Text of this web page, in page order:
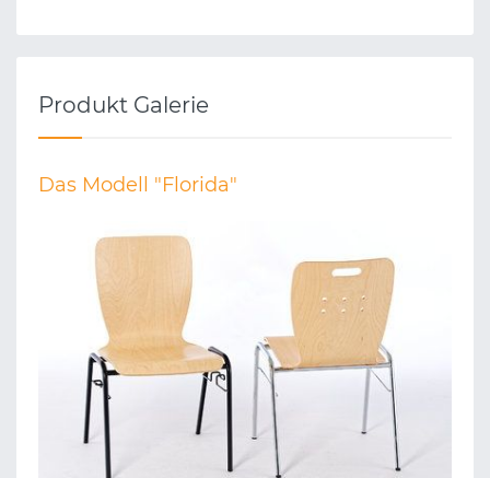
Produkt Galerie
Das Modell "Florida"